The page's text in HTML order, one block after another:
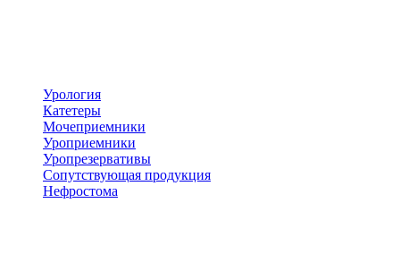
Урология
Катетеры
Мочеприемники
Уроприемники
Уропрезервативы
Сопутствующая продукция
Нефростома